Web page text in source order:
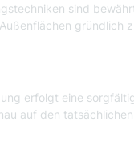
sind
gründlich
erfolgt eine
auf den